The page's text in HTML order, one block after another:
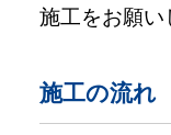
施工をお願い
施工の流れ